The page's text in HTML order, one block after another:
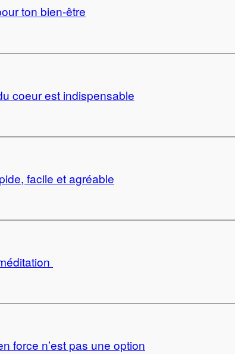
ton bien-être
coeur est indispensable
facile et agréable
force n’est pas une option